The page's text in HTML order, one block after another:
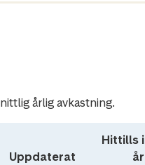
årlig avkastning.
Uppdaterat
Hittills i
år